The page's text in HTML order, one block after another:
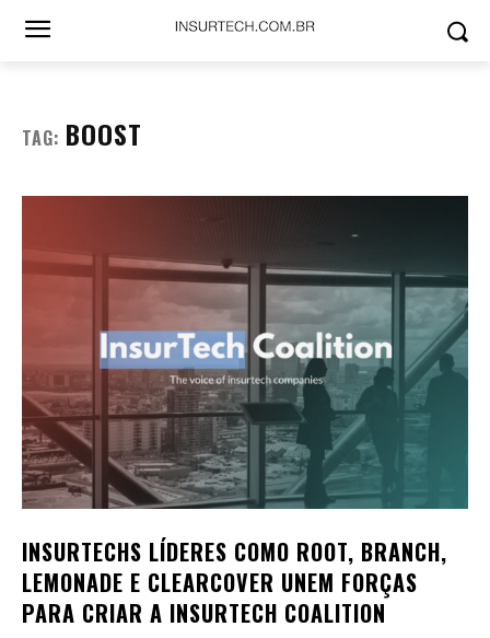
TAG: BOOST
INSURTECHS LÍDERES COMO ROOT, BRANCH,
LEMONADE E CLEARCOVER UNEM FORÇAS
PARA CRIAR A INSURTECH COALITION